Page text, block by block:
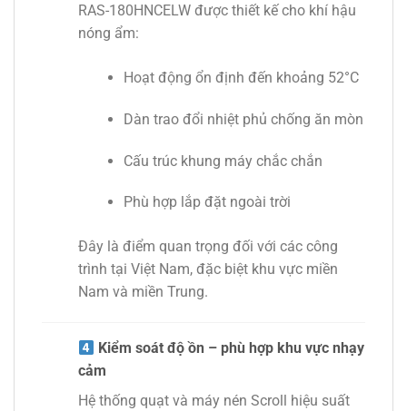
RAS-180HNCELW được thiết kế cho khí hậu
nóng ẩm:
Hoạt động ổn định đến khoảng 52°C
Dàn trao đổi nhiệt phủ chống ăn mòn
Cấu trúc khung máy chắc chắn
Phù hợp lắp đặt ngoài trời
Đây là điểm quan trọng đối với các công
trình tại Việt Nam, đặc biệt khu vực miền
Nam và miền Trung.
Kiểm soát độ ồn – phù hợp khu vực nhạy
cảm
Hệ thống quạt và máy nén Scroll hiệu suất